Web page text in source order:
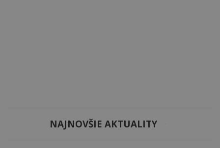
NAJNOVŠIE AKTUALITY